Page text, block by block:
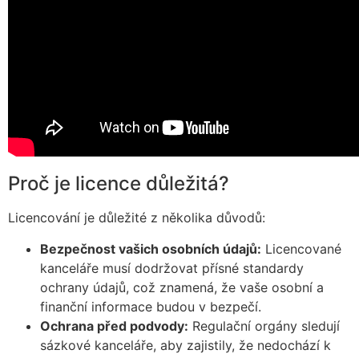
Proč je licence důležitá?
Licencování je důležité z několika důvodů:
Bezpečnost vašich osobních údajů: Licencované
kanceláře musí dodržovat přísné standardy
ochrany údajů, což znamená, že vaše osobní a
finanční informace budou v bezpečí.
Ochrana před podvody: Regulační orgány sledují
sázkové kanceláře, aby zajistily, že nedochází k